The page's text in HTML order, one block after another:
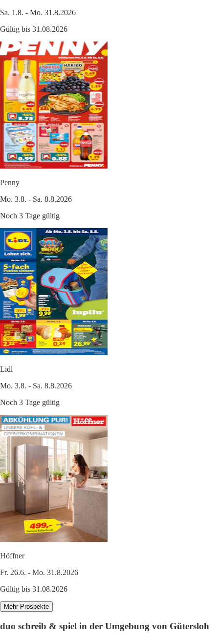
Sa. 1.8. - Mo. 31.8.2026
Gültig bis 31.08.2026
Penny
Mo. 3.8. - Sa. 8.8.2026
Noch 3 Tage gültig
Lidl
Mo. 3.8. - Sa. 8.8.2026
Noch 3 Tage gültig
Höffner
Fr. 26.6. - Mo. 31.8.2026
Gültig bis 31.08.2026
Mehr Prospekte
duo schreib & spiel in der Umgebung von Gütersloh